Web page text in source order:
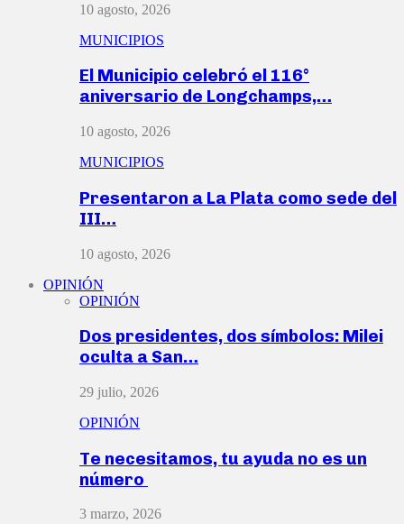
10 agosto, 2026
MUNICIPIOS
El Municipio celebró el 116°
aniversario de Longchamps,…
10 agosto, 2026
MUNICIPIOS
Presentaron a La Plata como sede del
III…
10 agosto, 2026
OPINIÓN
OPINIÓN
Dos presidentes, dos símbolos: Milei
oculta a San…
29 julio, 2026
OPINIÓN
Te necesitamos, tu ayuda no es un
número
3 marzo, 2026